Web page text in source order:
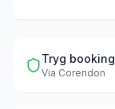
Tryg booking
Via Corendon